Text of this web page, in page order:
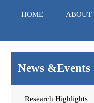
HOME ABOUT
News &Events
Research Highlights